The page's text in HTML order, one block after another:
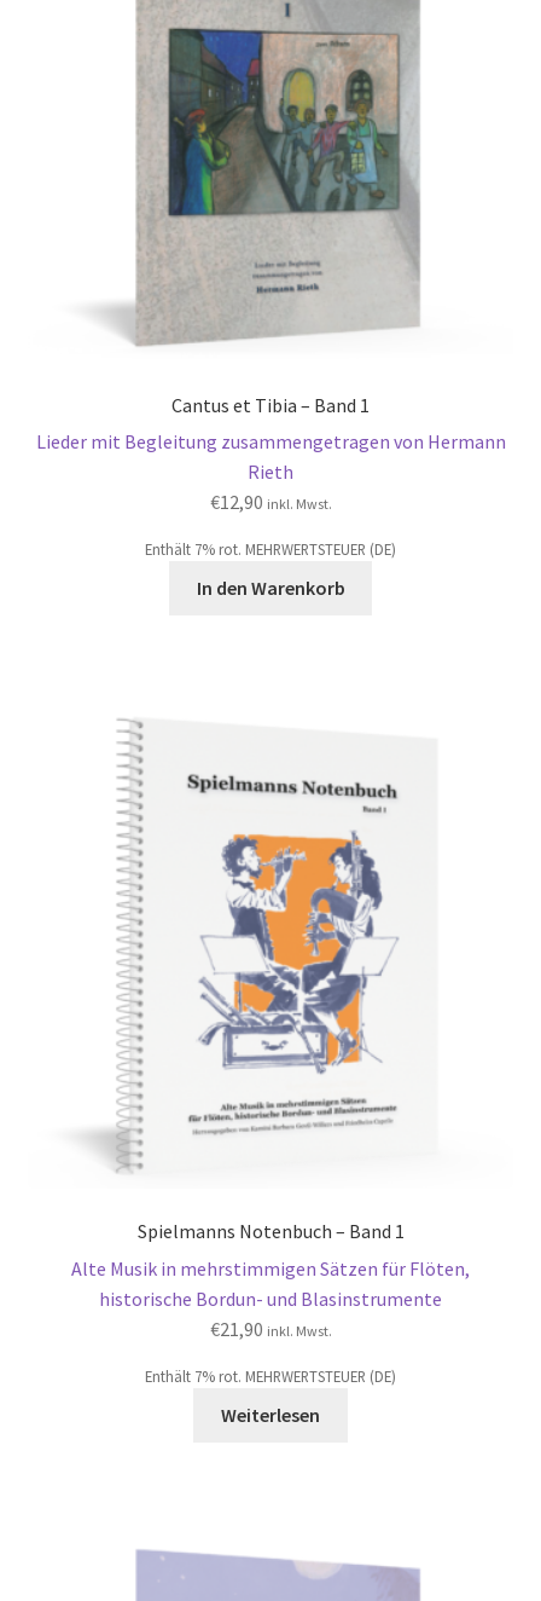
Cantus et Tibia – Band 1
Lieder mit Begleitung zusammengetragen von Hermann
Rieth
€12,90 inkl. Mwst.
Enthält 7% rot. MEHRWERTSTEUER (DE)
In den Warenkorb
Spielmanns Notenbuch – Band 1
Alte Musik in mehrstimmigen Sätzen für Flöten,
historische Bordun- und Blasinstrumente
€21,90 inkl. Mwst.
Enthält 7% rot. MEHRWERTSTEUER (DE)
Weiterlesen